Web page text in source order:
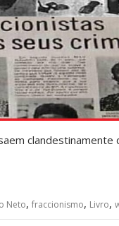
Neto, fraccionismo, Livro,